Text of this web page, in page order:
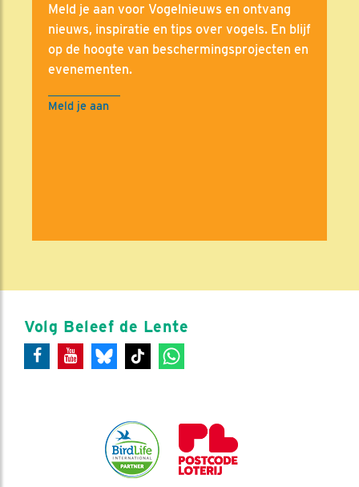
Meld je aan voor Vogelnieuws en ontvang
nieuws, inspiratie en tips over vogels. En blijf
op de hoogte van beschermingsprojecten en
evenementen.
Meld je aan
Volg Beleef de Lente